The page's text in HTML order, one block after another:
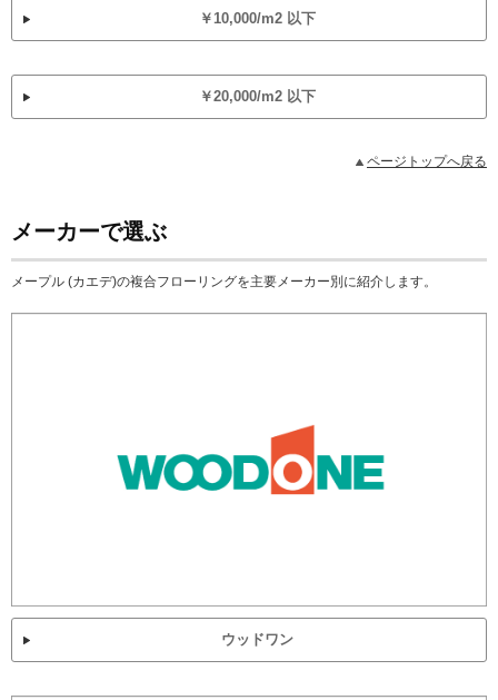
￥10,000/m2 以下
￥20,000/m2 以下
ページトップへ戻る
メーカーで選ぶ
メープル (カエデ)の複合フローリングを主要メーカー別に紹介します。
ウッドワン